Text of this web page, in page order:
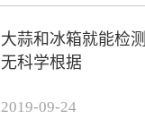
大蒜和冰箱就能检
无科学根据
2019-09-24